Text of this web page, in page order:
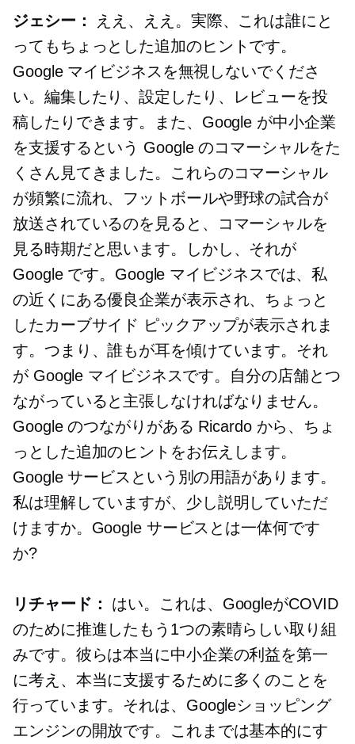
ジェシー：
ええ、ええ。実際、これは誰にと
ってもちょっとした追加のヒントです。
Google マイビジネスを無視しないでくださ
い。編集したり、設定したり、レビューを投
稿したりできます。また、Google が中小企業
を支援するという Google のコマーシャルをた
くさん見てきました。これらのコマーシャル
が頻繁に流れ、フットボールや野球の試合が
放送されているのを見ると、コマーシャルを
見る時期だと思います。しかし、それが
Google です。Google マイビジネスでは、私
の近くにある優良企業が表示され、ちょっと
したカーブサイド ピックアップが表示されま
す。つまり、誰もが耳を傾けています。それ
が Google マイビジネスです。自分の店舗とつ
ながっていると主張しなければなりません。
Google のつながりがある Ricardo から、ちょ
っとした追加のヒントをお伝えします。
Google サービスという別の用語があります。
私は理解していますが、少し説明していただ
けますか。Google サービスとは一体何です
か?
リチャード：
はい。これは、GoogleがCOVID
のために推進したもう1つの素晴らしい取り組
みです。彼らは本当に中小企業の利益を第一
に考え、本当に支援するために多くのことを
行っています。それは、Googleショッピング
エンジンの開放です。これまでは基本的にす